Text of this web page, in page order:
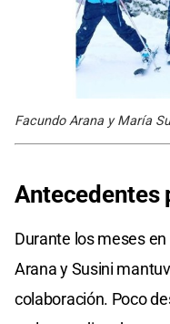
Facundo Arana y María
Antecedentes
Durante los meses
Arana y Susini
colaboración. Poco